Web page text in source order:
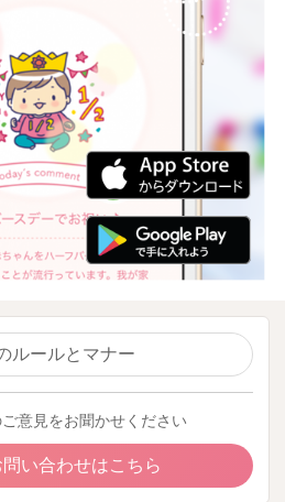
ルールとマナー
意見をお聞かせください
い合わせはこちら